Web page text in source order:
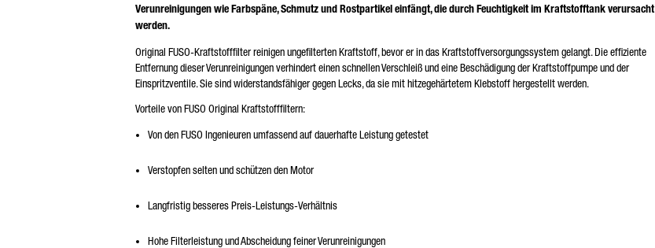
Verunreinigungen wie Farbspäne, Schmutz und Rostpartikel einfängt, die durch Feuchtigkeit im Kraftstofftank verursacht
werden.
Original FUSO-Kraftstofffilter reinigen ungefilterten Kraftstoff, bevor er in das Kraftstoffversorgungssystem gelangt. Die effiziente
Entfernung dieser Verunreinigungen verhindert einen schnellen Verschleiß und eine Beschädigung der Kraftstoffpumpe und der
Einspritzventile. Sie sind widerstandsfähiger gegen Lecks, da sie mit hitzegehärtetem Klebstoff hergestellt werden.
Vorteile von FUSO Original Kraftstofffiltern:
Von den FUSO Ingenieuren umfassend auf dauerhafte Leistung getestet
Verstopfen selten und schützen den Motor
Langfristig besseres Preis-Leistungs-Verhältnis
Hohe Filterleistung und Abscheidung feiner Verunreinigungen